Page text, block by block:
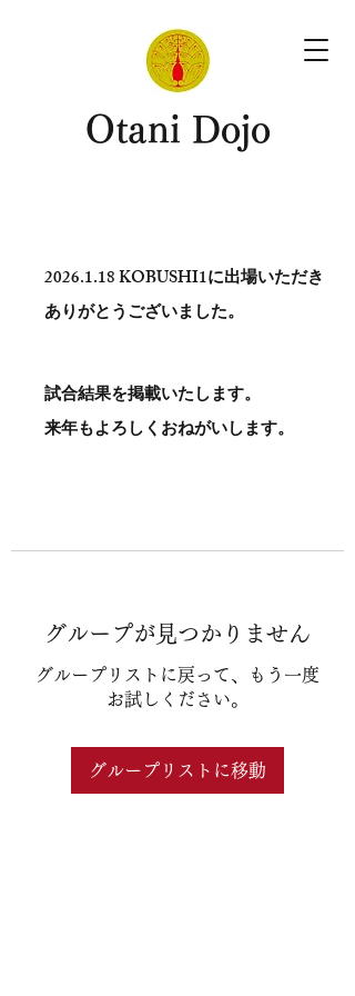
​Otani Dojo
2026.1.18KOBUSHI1に出場いただき
ありがとう​ございました。
試合結果を掲載いたします。
​来年もよろしくおねがいします。
グループが見つかりません
グループリストに戻って、もう一度
お試しください。
グループリストに移動